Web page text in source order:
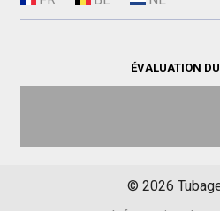
ÉVALUATION
© 2026